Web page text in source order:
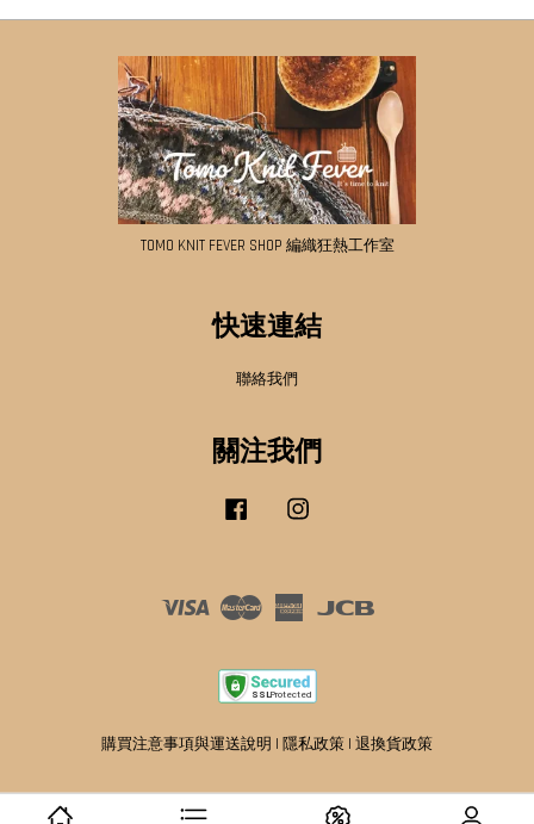
TOMO KNIT FEVER SHOP 編織狂熱工作室
快速連結
聯絡我們
關注我們
Facebook
Visa Master
American
購買注意事項與運送說明 | 隱私政策 | 退換貨政策